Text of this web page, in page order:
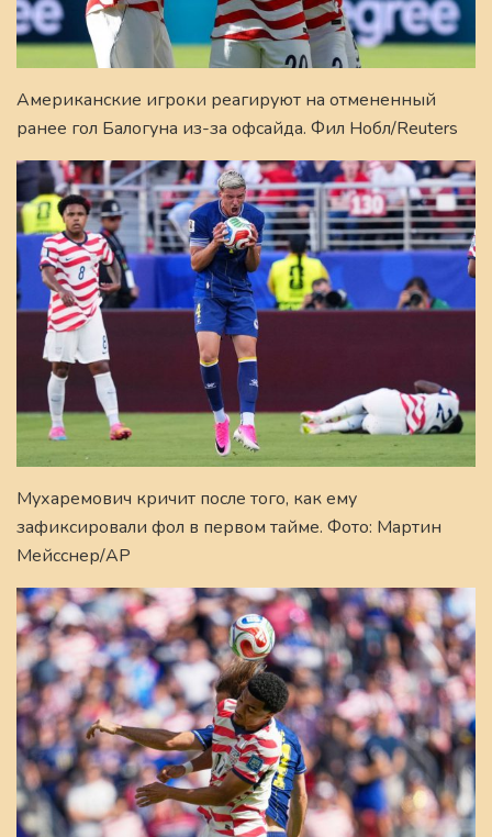
Американские игроки реагируют на отмененный
ранее гол Балогуна из-за офсайда. Фил Нобл/Reuters
Мухаремович кричит после того, как ему
зафиксировали фол в первом тайме. Фото: Мартин
Мейсснер/AP